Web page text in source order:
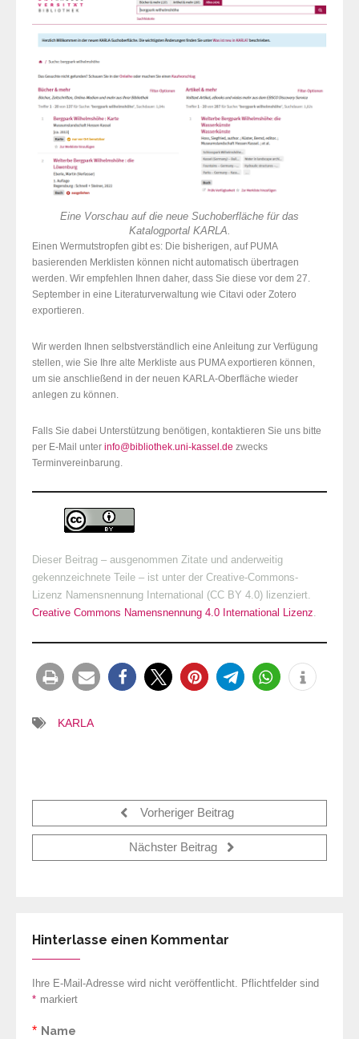
Eine Vorschau auf die neue Suchoberfläche für das
Katalogportal KARLA.
Einen Wermutstropfen gibt es: Die bisherigen, auf PUMA
basierenden Merklisten können nicht automatisch übertragen
werden. Wir empfehlen Ihnen daher, dass Sie diese vor dem 27.
September in eine Literaturverwaltung wie Citavi oder Zotero
exportieren.
Wir werden Ihnen selbstverständlich eine Anleitung zur Verfügung
stellen, wie Sie Ihre alte Merkliste aus PUMA exportieren können,
um sie anschließend in der neuen KARLA-Oberfläche wieder
anlegen zu können.
Falls Sie dabei Unterstützung benötigen, kontaktieren Sie uns bitte
per E-Mail unter info@bibliothek.uni-kassel.de zwecks
Terminvereinbarung.
Dieser Beitrag – ausgenommen Zitate und anderweitig
gekennzeichnete Teile – ist unter der Creative-Commons-
Lizenz Namensnennung International (CC BY 4.0) lizenziert.
Creative Commons Namensnennung 4.0 International Lizenz.
KARLA
Vorheriger Beitrag
Nächster Beitrag
Hinterlasse einen Kommentar
Ihre E-Mail-Adresse wird nicht veröffentlicht. Pflichtfelder sind
markiert
*
Name
*